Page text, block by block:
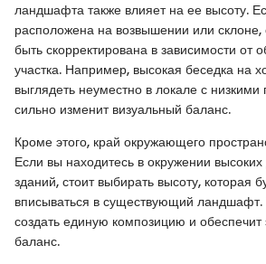
ландшафта также влияет на ее высоту.
расположена на возвышении или
быть скорректирована в зависимости от
участка. Например, высокая беседка на
выглядеть неуместно в локале с низкими
сильно изменит визуальный баланс.
Кроме этого, край окружающего
Если вы находитесь в окружении
зданий, стоит выбирать высоту, которая
вписываться в существующий
создать единую композицию и обеспечит
баланс.